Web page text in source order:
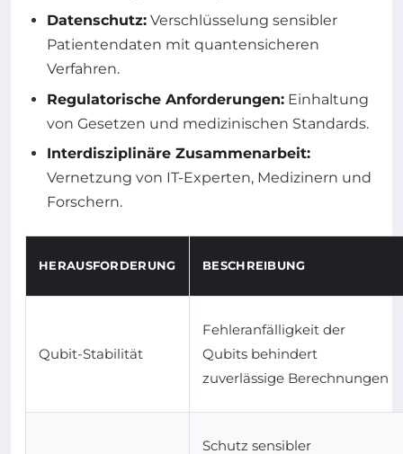
Datenschutz: Verschlüsselung sensibler
Patientendaten mit quantensicheren
Verfahren.
Regulatorische Anforderungen: Einhaltung
von Gesetzen und medizinischen Standards.
Interdisziplinäre Zusammenarbeit:
Vernetzung von IT-Experten, Medizinern und
Forschern.
HERAUSFORDERUNG BESCHREIBUNG
Qubit-Stabilität
Fehleranfälligkeit der
Qubits behindert
zuverlässige Berechnungen
Schutz sensibler